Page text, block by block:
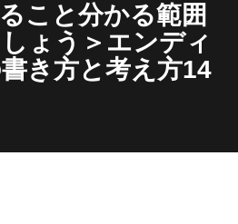
こと分かる範囲
ょう＞エンディ
き方と考え方14